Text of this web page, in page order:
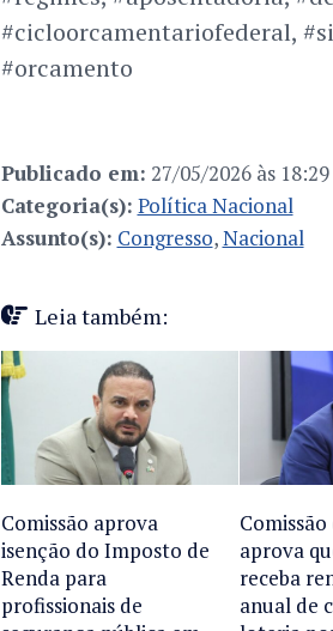
#cicloorcamentariofederal,
#orcamento
Publicado em: 27/05/2026 às 18:29
Categoria(s): Política Nacional
Assunto(s): Congresso,Nacional
Leia também:
Comissão aprova
isenção do Imposto de
Renda para
profissionais de
aprova
receba
anual de